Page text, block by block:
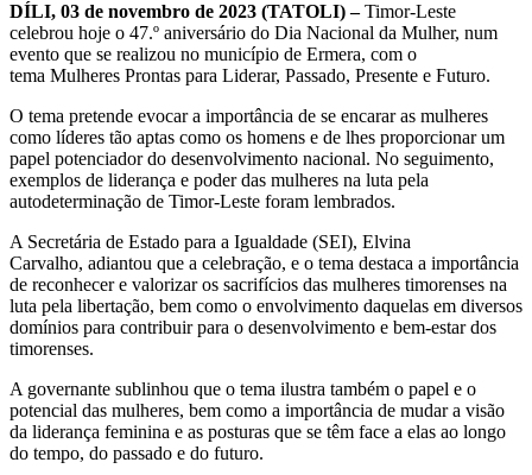
DÍLI, 03 de novembro de 2023 (TATOLI)–Timor-Leste
celebrou hoje o 47.º aniversário do Dia Nacional da Mulher, num
evento que se realizou no município de Ermera, com o
tema Mulheres Prontas para Liderar, Passado, Presente e Futuro.
O tema pretende evocar a importância de se encarar as mulheres
como líderes tão aptas como os homens e de lhes proporcionar um
papel potenciador do desenvolvimento nacional. No seguimento,
exemplos de liderança e poderdas mulheres na luta pela
autodeterminação de Timor-Leste foram lembrados.
A Secretária de Estado para a Igualdade (SEI), Elvina
Carvalho, adiantou que a celebração, e o tema destaca a importância
de reconhecer e valorizar os sacrifícios das mulheres timorenses na
luta pela libertação, bem como o envolvimento daquelas em diversos
domínios para contribuir para o desenvolvimento e bem-estar dos
timorenses.
A governante sublinhou que o tema ilustra também o papel e o
potencial das mulheres, bem como a importância de mudar a visão
da liderança feminina e as posturas que se têm face a elas ao longo
do tempo, do passado e do futuro.